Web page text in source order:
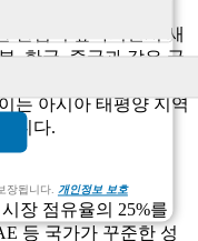
장됩니다. 개인정보 보호
가 33% 증가했으며,
관심이 높아지면서 새
, 한국, 중국과 같은 국
인해 고품질 오디오
는 아시아 태평양 지역
니다.
장 점유율의 25%를
등 국가가 꾸준한 성